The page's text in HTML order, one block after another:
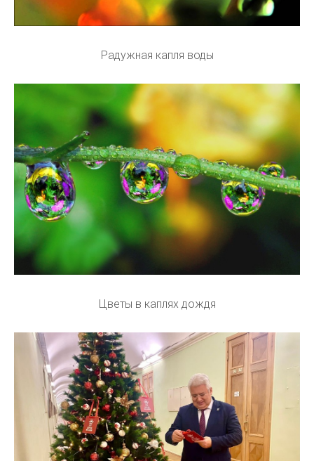
Радужная капля воды
Цветы в каплях дождя